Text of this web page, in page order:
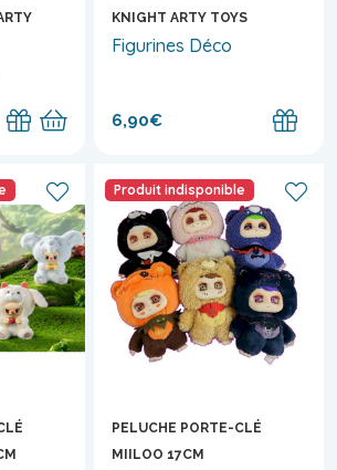
KNIGHT ARTY TOYS
Figurines Déco
6,90€
Produit indisponible
PELUCHE PORTE-CLÉ
MIILOO 17CM